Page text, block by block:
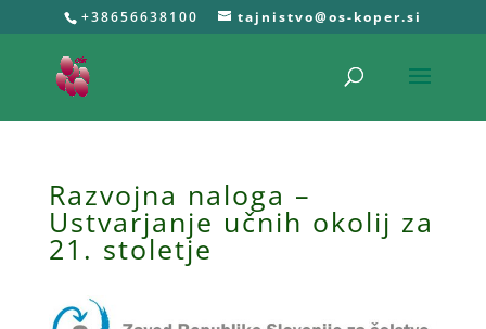
+38656638100 tajnistvo@os-koper.si
Razvojna naloga –
Ustvarjanje učnih okolij za
21. stoletje